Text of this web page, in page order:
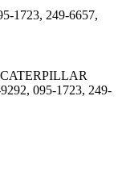
1723, 249-6657,
CATERPILLAR
095-1723, 249-